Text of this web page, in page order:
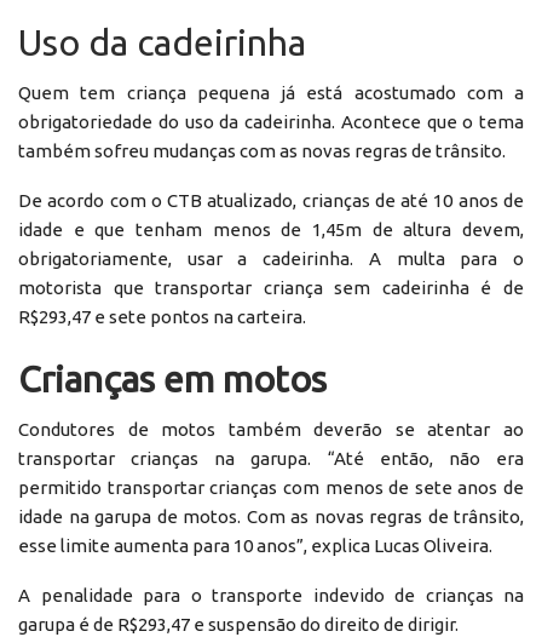
Uso da cadeirinha
Quem tem criança pequena já está acostumado com a
obrigatoriedade do uso da cadeirinha. Acontece que o tema
também sofreu mudanças com as novas regras de trânsito.
De acordo com o CTB atualizado, crianças de até 10 anos de
idade e que tenham menos de 1,45m de altura devem,
obrigatoriamente, usar a cadeirinha. A multa para o
motorista que transportar criança sem cadeirinha é de
R$293,47 e sete pontos na carteira.
Crianças em motos
Condutores de motos também deverão se atentar ao
transportar crianças na garupa. “Até então, não era
permitido transportar crianças com menos de sete anos de
idade na garupa de motos. Com as novas regras de trânsito,
esse limite aumenta para 10 anos”, explica Lucas Oliveira.
A penalidade para o transporte indevido de crianças na
garupa é de R$293,47 e suspensão do direito de dirigir.